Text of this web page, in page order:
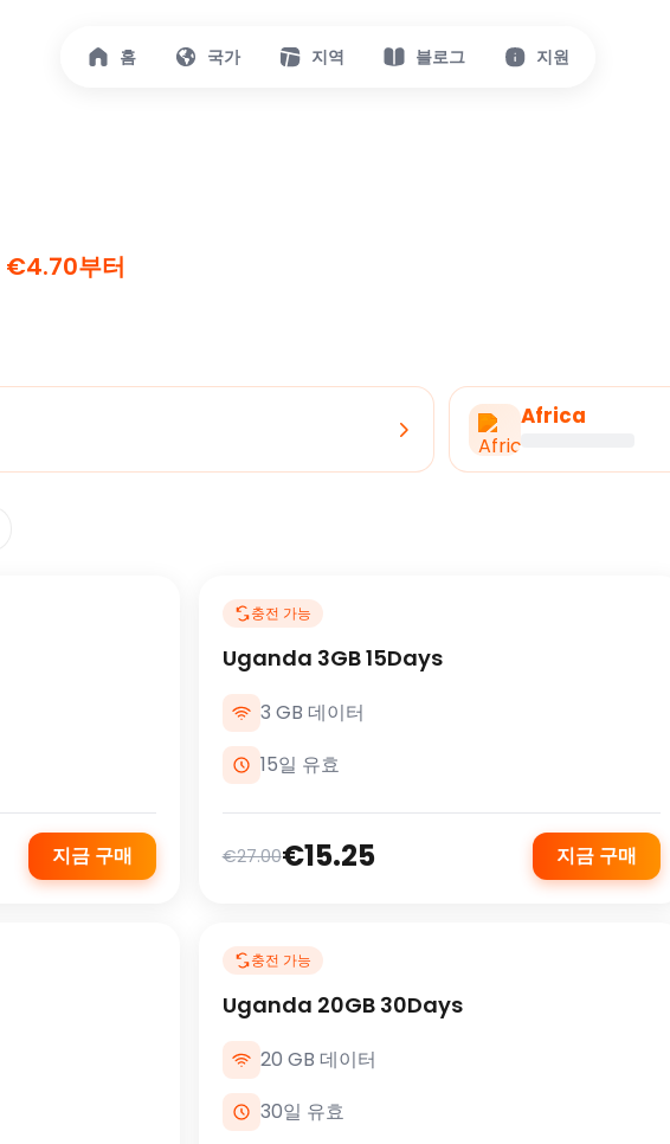
홈 국가 지역 블로그 지원
€4.70부터
Africa
지금 구매
충전 가능
Uganda 3GB 15Days
3 GB 데이터
15일 유효
€27.00€15.25 지금 구매
충전 가능
Uganda 20GB 30Days
20 GB 데이터
30일 유효